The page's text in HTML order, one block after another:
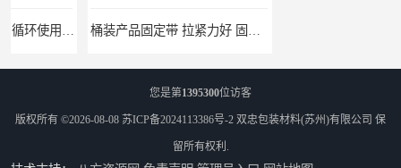
桶装产品固定带 拉紧力好 固永包材 托盘运输网兜 固永包材
您是第1395300位访客
版权所有 ©2026-08-08 苏ICP备2024113386号-2 双忠包装材料(苏州)有限公司 保
留所有权利.